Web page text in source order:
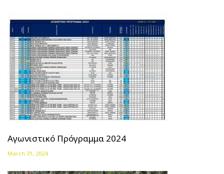
Αγωνιστικό Πρόγραμμα 2024
March 31, 2024